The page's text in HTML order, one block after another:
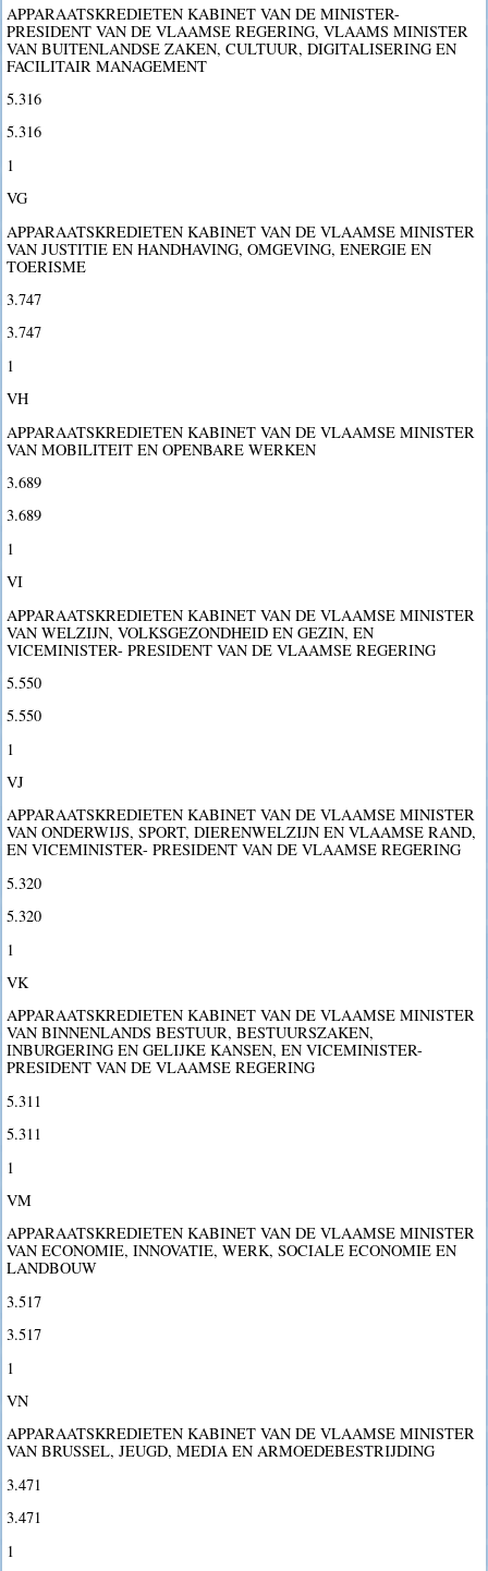
APPARAATSKREDIETEN KABINET VAN DE MINISTER-
PRESIDENT VAN DE VLAAMSE REGERING, VLAAMS MINISTER
VAN BUITENLANDSE ZAKEN, CULTUUR, DIGITALISERING EN
FACILITAIR MANAGEMENT
5.316
5.316
1
VG
APPARAATSKREDIETEN KABINET VAN DE VLAAMSE MINISTER
VAN JUSTITIE EN HANDHAVING, OMGEVING, ENERGIE EN
TOERISME
3.747
3.747
1
VH
APPARAATSKREDIETEN KABINET VAN DE VLAAMSE MINISTER
VAN MOBILITEIT EN OPENBARE WERKEN
3.689
3.689
1
VI
APPARAATSKREDIETEN KABINET VAN DE VLAAMSE MINISTER
VAN WELZIJN, VOLKSGEZONDHEID EN GEZIN, EN
VICEMINISTER- PRESIDENT VAN DE VLAAMSE REGERING
5.550
5.550
1
VJ
APPARAATSKREDIETEN KABINET VAN DE VLAAMSE MINISTER
VAN ONDERWIJS, SPORT, DIERENWELZIJN EN VLAAMSE RAND,
EN VICEMINISTER- PRESIDENT VAN DE VLAAMSE REGERING
5.320
5.320
1
VK
APPARAATSKREDIETEN KABINET VAN DE VLAAMSE MINISTER
VAN BINNENLANDS BESTUUR, BESTUURSZAKEN,
INBURGERING EN GELIJKE KANSEN, EN VICEMINISTER-
PRESIDENT VAN DE VLAAMSE REGERING
5.311
5.311
1
VM
APPARAATSKREDIETEN KABINET VAN DE VLAAMSE MINISTER
VAN ECONOMIE, INNOVATIE, WERK, SOCIALE ECONOMIE EN
LANDBOUW
3.517
3.517
1
VN
APPARAATSKREDIETEN KABINET VAN DE VLAAMSE MINISTER
VAN BRUSSEL, JEUGD, MEDIA EN ARMOEDEBESTRIJDING
3.471
3.471
1